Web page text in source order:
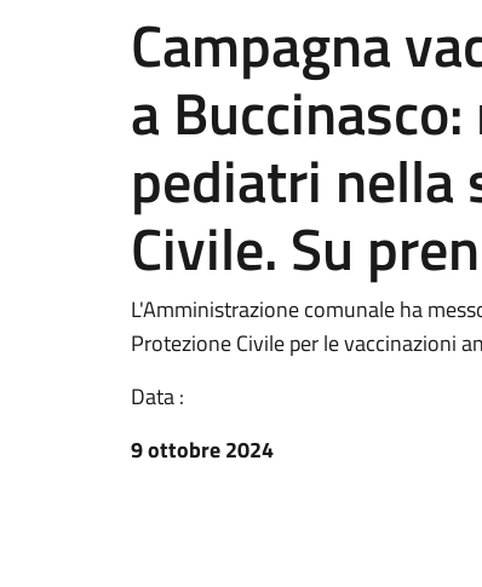
Campagna
a
pediatri nella
Civile. Su
L'Amministrazione comunale ha
Protezione Civile per le vaccinazioni
Data :
9 ottobre 2024